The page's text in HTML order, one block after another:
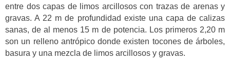
entre dos capas de limos arcillosos con trazas de arenas y
gravas. A 22 m de profundidad existe una capa de calizas
sanas, de al menos 15 m de potencia. Los primeros 2,20 m
son un relleno antrópico donde existen tocones de árboles,
basura y una mezcla de limos arcillosos y gravas.